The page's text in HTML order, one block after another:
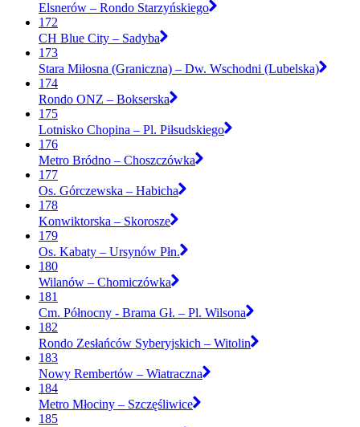
Elsnerów – Rondo Starzyńskiego
172
CH Blue City – Sadyba
173
Stara Miłosna (Graniczna) – Dw. Wschodni (Lubelska)
174
Rondo ONZ – Bokserska
175
Lotnisko Chopina – Pl. Piłsudskiego
176
Metro Bródno – Choszczówka
177
Os. Górczewska – Habicha
178
Konwiktorska – Skorosze
179
Os. Kabaty – Ursynów Płn.
180
Wilanów – Chomiczówka
181
Cm. Północny - Brama Gł. – Pl. Wilsona
182
Rondo Zesłańców Syberyjskich – Witolin
183
Nowy Rembertów – Wiatraczna
184
Metro Młociny – Szczęśliwice
185